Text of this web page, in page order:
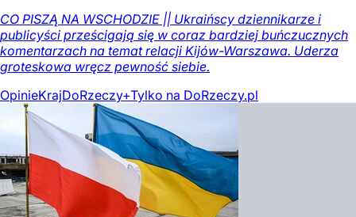
CO PISZĄ NA WSCHODZIE || Ukraińscy dziennikarze i
publicyści prześcigają się w coraz bardziej buńczucznych
komentarzach na temat relacji Kijów-Warszawa. Uderza
groteskowa wręcz pewność siebie.
OpinieKrajDoRzeczy+Tylko na DoRzeczy.pl